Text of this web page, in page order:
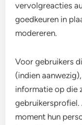
vervolgreacties
goedkeuren in
modereren.
Voor gebruikers
(indien
informatie op die
gebruikersprofiel.
moment hun